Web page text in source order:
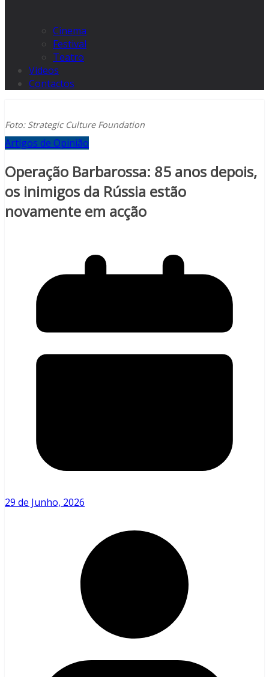
Cinema
Festival
Teatro
Videos
Contactos
Foto: Strategic Culture Foundation
Artigos de Opinião
Operação Barbarossa: 85 anos depois,
os inimigos da Rússia estão
novamente em acção
29 de Junho, 2026